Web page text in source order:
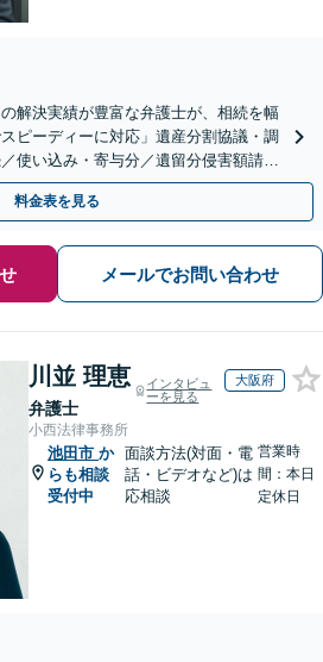
解決実績が豊富な弁護士が、相続を幅
ピーディーに対応」遺産分割協議・調
使い込み・寄与分／遺留分侵害額請求
言書作成
料金表を見る
メールでお問い合わせ
川並 理恵
弁護士
インタビュ
ーを見る
大阪府
小西法律事務所
池田市 か
らも相談
受付中
面談方法(対面・電
話・ビデオなど)は
応相談
営業時
間：本日
定休日